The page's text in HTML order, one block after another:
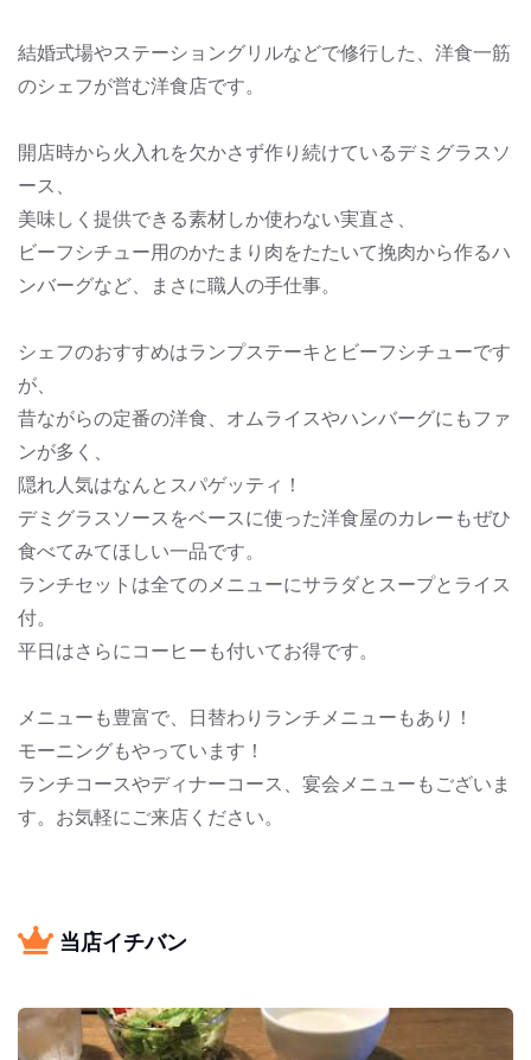
結婚式場やステーショングリルなどで修行した、洋食一筋
のシェフが営む洋食店です。
開店時から火入れを欠かさず作り続けているデミグラスソ
ース、
美味しく提供できる素材しか使わない実直さ、
ビーフシチュー用のかたまり肉をたたいて挽肉から作るハ
ンバーグなど、まさに職人の手仕事。
シェフのおすすめはランプステーキとビーフシチューです
が、
昔ながらの定番の洋食、オムライスやハンバーグにもファ
ンが多く、
隠れ人気はなんとスパゲッティ！
デミグラスソースをベースに使った洋食屋のカレーもぜひ
食べてみてほしい一品です。
ランチセットは全てのメニューにサラダとスープとライス
付。
平日はさらにコーヒーも付いてお得です。
メニューも豊富で、日替わりランチメニューもあり！
モーニングもやっています！
ランチコースやディナーコース、宴会メニューもございま
す。お気軽にご来店ください。
当店イチバン